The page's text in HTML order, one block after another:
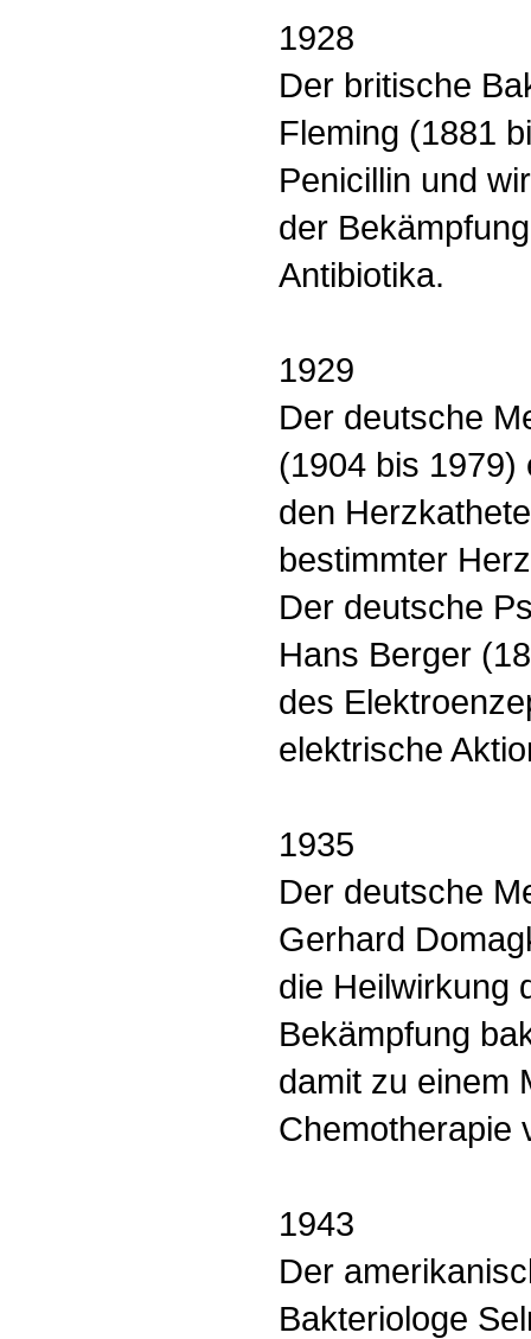
1928
Der britische
Fleming (1881
Penicillin und
der
Antibiotika.
1929
Der deutsche
(1904 bis 1979)
den
bestimmter
Der deutsche
Hans Berger
des
elektrische
1935
Der deutsche
Gerhard
die Heilwirkung
Bekämpfung
damit zu einem
Chemotherapie
1943
Der
Bakteriologe